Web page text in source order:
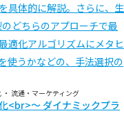
具体的に解説。さらに、生
どちらのアプローチで最
適化アルゴリズムにメタヒ
使うかなどの、手法選択の
・ 流通・マーケティング
<br>～ ダイナミックプラ